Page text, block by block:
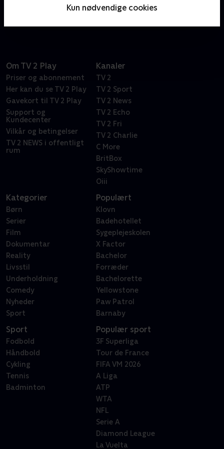
Kun nødvendige cookies
lyserøde søstjerne Patrick, kommer han ud på de
Om TV 2 Play
Priser og abonnement
Her kan du se TV 2 Play
Gavekort til TV 2 Play
Support og
Kundecenter
Vilkår og betingelser
TV 2 NEWS i offentligt
rum
Kanaler
TV 2
TV 2 Sport
TV 2 News
TV 2 Echo
TV 2 Fri
TV 2 Charlie
C More
BritBox
SkyShowtime
Oiii
Kategorier
Børn
Serier
Film
Dokumentar
Reality
Livsstil
Underholdning
Comedy
Nyheder
Sport
Populært
Klovn
Badehotellet
Sygeplejeskolen
X Factor
Bachelor
Forræder
Bachelorette
Yellowstone
Paw Patrol
Barnaby
Sport
Fodbold
Håndbold
Cykling
Tennis
Badminton
Populær sport
3F Superliga
Tour de France
FIFA VM 2026
A Liga
ATP
WTA
NFL
Serie A
Diamond League
La Vuelta